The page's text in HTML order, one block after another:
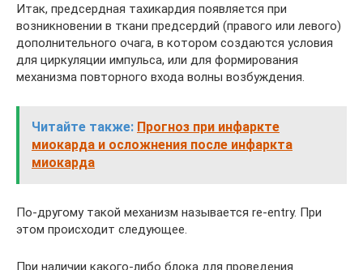
Итак, предсердная тахикардия появляется при
возникновении в ткани предсердий (правого или левого)
дополнительного очага, в котором создаются условия
для циркуляции импульса, или для формирования
механизма повторного входа волны возбуждения.
Читайте также: Прогноз при инфаркте
миокарда и осложнения после инфаркта
миокарда
По-другому такой механизм называется re-entry. При
этом происходит следующее.
При наличии какого-либо блока для проведения